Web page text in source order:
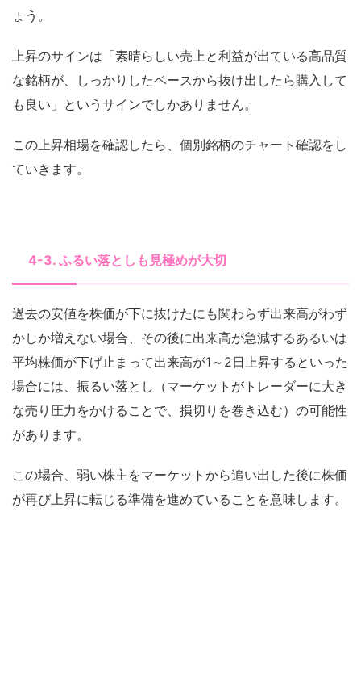
ょう。
上昇のサインは「素晴らしい売上と利益が出ている高品質
な銘柄が、しっかりしたベースから抜け出したら購入して
も良い」というサインでしかありません。
この上昇相場を確認したら、個別銘柄のチャート確認をし
ていきます。
4-3. ふるい落としも見極めが大切
過去の安値を株価が下に抜けたにも関わらず出来高がわず
かしか増えない場合、その後に出来高が急減するあるいは
平均株価が下げ止まって出来高が1～2日上昇するといった
場合には、振るい落とし（マーケットがトレーダーに大き
な売り圧力をかけることで、損切りを巻き込む）の可能性
があります。
この場合、弱い株主をマーケットから追い出した後に株価
が再び上昇に転じる準備を進めていることを意味します。